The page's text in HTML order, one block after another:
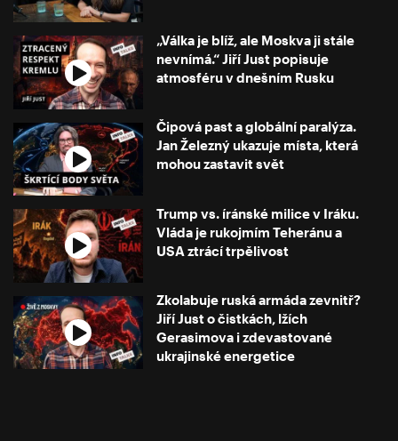
„Válka je blíž, ale Moskva ji stále
nevnímá.“ Jiří Just popisuje
atmosféru v dnešním Rusku
Čipová past a globální paralýza.
Jan Železný ukazuje místa, která
mohou zastavit svět
Trump vs. íránské milice v Iráku.
Vláda je rukojmím Teheránu a
USA ztrácí trpělivost
Zkolabuje ruská armáda zevnitř?
Jiří Just o čistkách, lžích
Gerasimova i zdevastované
ukrajinské energetice